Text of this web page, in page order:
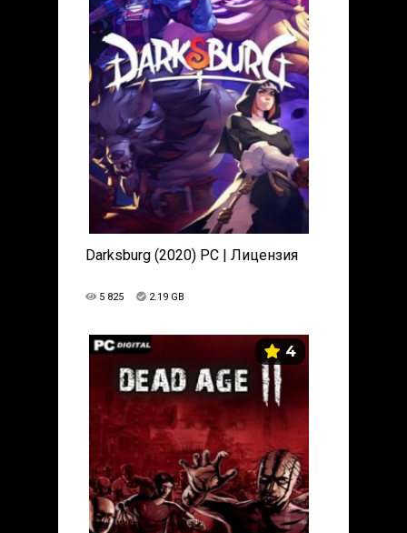
Darksburg (2020) PC | Лицензия
5 825 2.19 GB
4